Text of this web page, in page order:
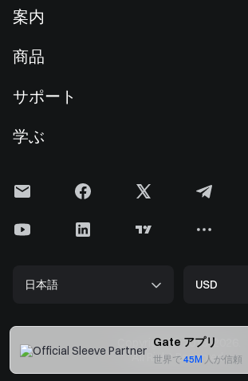
Gate アプリ
世界で45M 人が信頼
案内
ニュースルーム
F1 Oracle Red Bull Racing 公式スポンサー
クッキーポリシー
準備金証明
セキュリティ
GateToken (GT)
商品
現物取引
投資センター
Alpha
Gate Pay
サポート
手数料
上場申請
学ぶ
Gateニュース
ETHアップグレード
ビッグデータ
日本語 USD
Copyright © 2013-2026.
All Right Reserved.